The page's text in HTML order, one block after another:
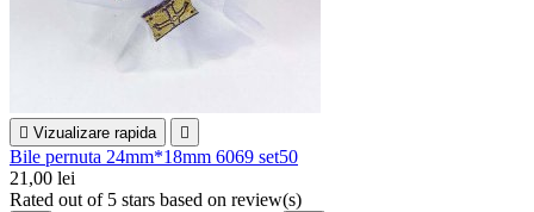
 Vizualizare rapida 
Bile pernuta 24mm*18mm 6069 set50
21,00 lei
Rated out of 5 stars based on review(s)